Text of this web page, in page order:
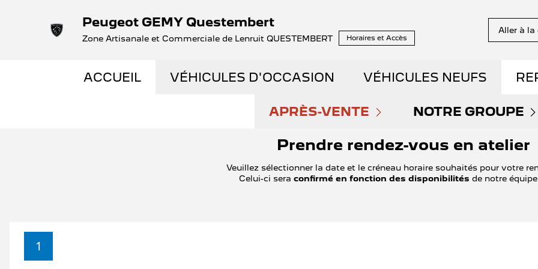
Peugeot GEMY Questembert
Zone Artisanale et Commerciale de Lenruit QUESTEMBERT Horaires et Accès
Aller à la
ACCUEIL VÉHICULES D'OCCASION
NOS OCCASIONS EN STOCK
VÉHICULES DE DÉMONSTRATION
OCCASIONS FAIBLE KILOMÉTRAGE
VÉHICULES NEUFS
DÉCOUVREZ NOTRE
RÉSERVEZ VOTRE ESSAI
DÉCOUVREZ
APRÈS-VENTE
PRENDRE RENDEZ-VOUS
NOS OFFRES DU MOMENT
NOTRE GROUPE
QUI SOMMES
NOUS REJOINDRE
Prendre rendez-vous en atelier
Veuillez sélectionner la date et le créneau horaire souhaités pour votre
Celui-ci sera confirmé en fonction des disponibilités de notre
1